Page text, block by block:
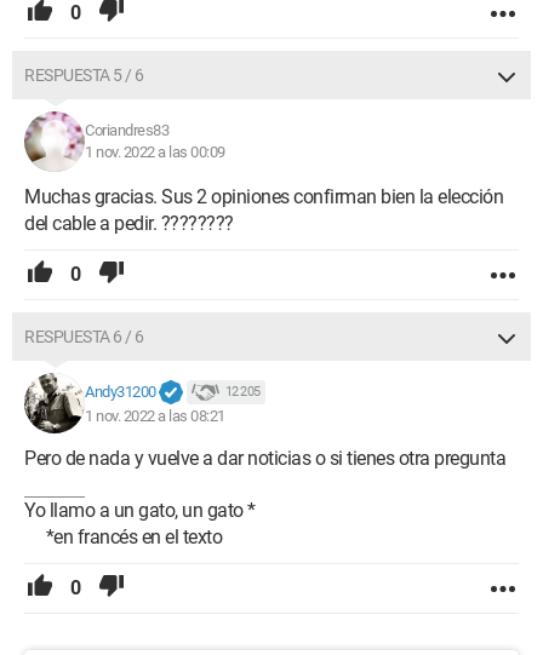
0
RESPUESTA 5 / 6
Coriandres83
1 nov. 2022 a las 00:09
Muchas gracias. Sus 2 opiniones confirman bien la elección
del cable a pedir. ????????
0
RESPUESTA 6 / 6
Andy31200 12 205
1 nov. 2022 a las 08:21
Pero de nada y vuelve a dar noticias o si tienes otra pregunta
Yo llamo a un gato, un gato *
*en francés en el texto
0